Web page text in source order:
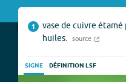
1
vase de cuivre étamé
huiles.
source
SIGNE DÉFINITION LSF